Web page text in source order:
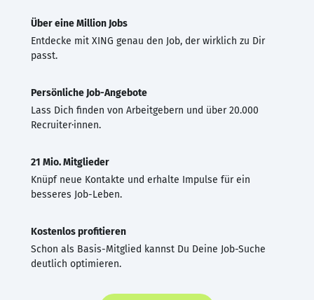
Über eine Million Jobs
Entdecke mit XING genau den Job, der wirklich zu Dir
passt.
Persönliche Job-Angebote
Lass Dich finden von Arbeitgebern und über 20.000
Recruiter·innen.
21 Mio. Mitglieder
Knüpf neue Kontakte und erhalte Impulse für ein
besseres Job-Leben.
Kostenlos profitieren
Schon als Basis-Mitglied kannst Du Deine Job-Suche
deutlich optimieren.